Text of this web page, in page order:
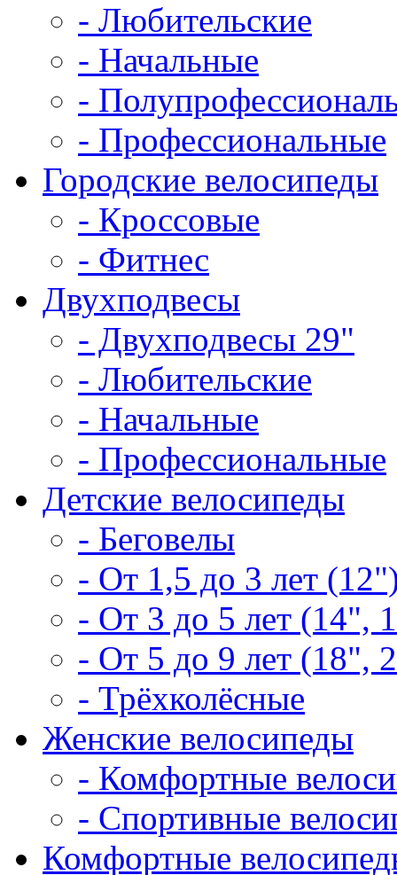
- Любительские
- Начальные
-
- Профессиональные
Городские велосипеды
- Кроссовые
- Фитнес
Двухподвесы
- Двухподвесы 29"
- Любительские
- Начальные
- Профессиональные
Детские велосипеды
- Беговелы
- От 1,5 до 3 лет
- От 3 до 5 лет (14",
- От 5 до 9 лет (18",
- Трёхколёсные
Женские велосипеды
- Комфортные
- Спортивные
Комфортные